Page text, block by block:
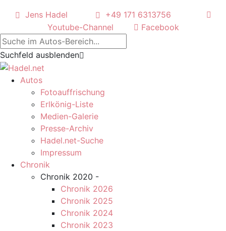
Jens Hadel
+49 171 6313756
Youtube-Channel
Facebook
Suchfeld ausblenden
Autos
Fotoauffrischung
Erlkönig-Liste
Medien-Galerie
Presse-Archiv
Hadel.net-Suche
Impressum
Chronik
Chronik 2020 -
Chronik 2026
Chronik 2025
Chronik 2024
Chronik 2023